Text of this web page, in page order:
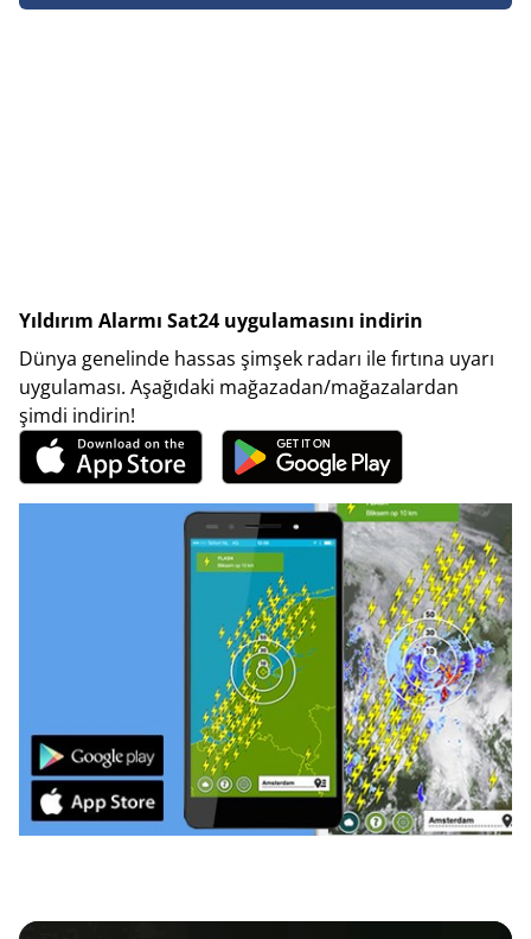
Yıldırım Alarmı Sat24 uygulamasını indirin
Dünya genelinde hassas şimşek radarı ile fırtına uyarı
uygulaması. Aşağıdaki mağazadan/mağazalardan
şimdi indirin!